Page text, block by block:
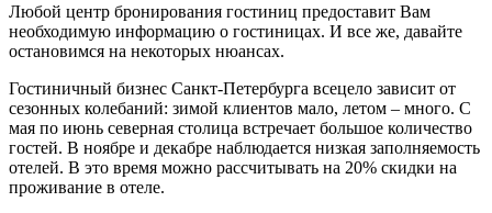
Любой центр бронирования гостиниц предоставит Вам
необходимую информацию о гостиницах. И все же, давайте
остановимся на некоторых нюансах.
Гостиничный бизнес Санкт-Петербурга всецело зависит от
сезонных колебаний: зимой клиентов мало, летом – много. С
мая по июнь северная столица встречает большое количество
гостей. В ноябре и декабре наблюдается низкая заполняемость
отелей. В это время можно рассчитывать на 20% скидки на
проживание в отеле.